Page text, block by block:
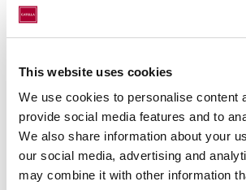
This website uses cookies
We use cookies to personalise content
provide social media features and to
We also share information about your
our social media, advertising and
may combine it with other information
Düssel-Terrassen